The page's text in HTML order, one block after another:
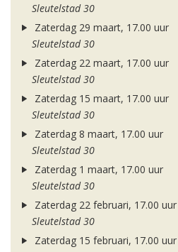
Sleutelstad 30
Zaterdag 29 maart, 17.00 uur
Sleutelstad 30
Zaterdag 22 maart, 17.00 uur
Sleutelstad 30
Zaterdag 15 maart, 17.00 uur
Sleutelstad 30
Zaterdag 8 maart, 17.00 uur
Sleutelstad 30
Zaterdag 1 maart, 17.00 uur
Sleutelstad 30
Zaterdag 22 februari, 17.00 uur
Sleutelstad 30
Zaterdag 15 februari, 17.00 uur